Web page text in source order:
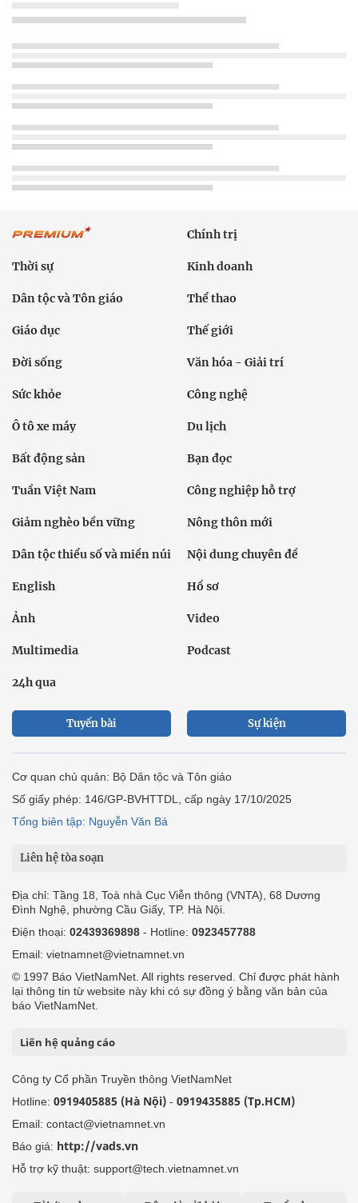
Chính trị
Thời sự Kinh doanh
Dân tộc và Tôn giáo Thể thao
Giáo dục Thế giới
Đời sống Văn hóa - Giải trí
Sức khỏe Công nghệ
Ô tô xe máy Du lịch
Bất động sản Bạn đọc
Tuần Việt Nam Công nghiệp hỗ trợ
Giảm nghèo bền vững Nông thôn mới
Dân tộc thiểu số và miền núi Nội dung chuyên đề
English Hồ sơ
Ảnh Video
Multimedia Podcast
24h qua
Tuyến bài Sự kiện
Cơ quan chủ quản: Bộ Dân tộc và Tôn giáo
Số giấy phép: 146/GP-BVHTTDL, cấp ngày 17/10/2025
Tổng biên tập: Nguyễn Văn Bá
Liên hệ tòa soạn
Địa chỉ: Tầng 18, Toà nhà Cục Viễn thông (VNTA), 68 Dương
Đình Nghệ, phường Cầu Giấy, TP. Hà Nội.
Điện thoại: 02439369898 - Hotline: 0923457788
Email: vietnamnet@vietnamnet.vn
© 1997 Báo VietNamNet. All rights reserved. Chỉ được phát hành
lại thông tin từ website này khi có sự đồng ý bằng văn bản của
báo VietNamNet.
Liên hệ quảng cáo
Công ty Cổ phần Truyền thông VietNamNet
Hotline: 0919405885 (Hà Nội) - 0919435885 (Tp.HCM)
Email: contact@vietnamnet.vn
Báo giá: http://vads.vn
Hỗ trợ kỹ thuật: support@tech.vietnamnet.vn